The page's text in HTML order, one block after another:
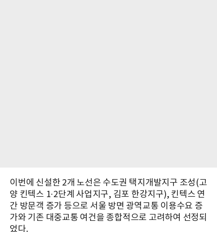
이번에 신설한 2개 노선은 수도권 택지개발지구 조성(고
양 킨텍스 1·2단계 사업지구, 김포 한강지구), 킨텍스 연
간 방문객 증가 등으로 서울 방면 광역교통 이용수요 증
가와 기존 대중교통 여건을 종합적으로 고려하여 선정되
었다.